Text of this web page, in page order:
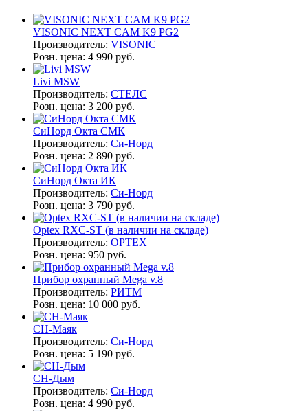
VISONIC NEXT CAM K9 PG2
Производитель: VISONIC
Розн. цена: 4 990 руб.
Livi MSW
Производитель: СТЕЛС
Розн. цена: 3 200 руб.
СиНорд Окта СМК
Производитель: Си-Норд
Розн. цена: 2 890 руб.
СиНорд Окта ИК
Производитель: Си-Норд
Розн. цена: 3 790 руб.
Optex RXC-ST (в наличии на складе)
Производитель: OPTEX
Розн. цена: 950 руб.
Прибор охранный Mega v.8
Производитель: РИТМ
Розн. цена: 10 000 руб.
СН-Маяк
Производитель: Си-Норд
Розн. цена: 5 190 руб.
СН-Дым
Производитель: Си-Норд
Розн. цена: 4 990 руб.